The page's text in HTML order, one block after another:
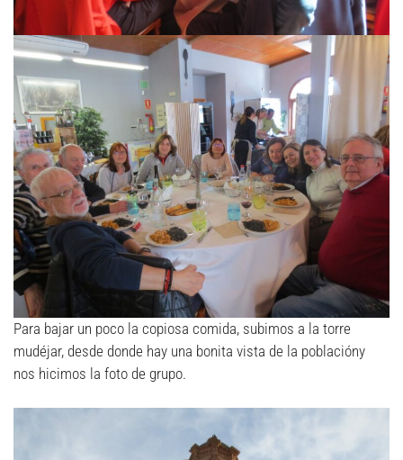
Para bajar un poco la copiosa comida, subimos a la torre
mudéjar, desde donde hay una bonita vista de la poblacióny
nos hicimos la foto de grupo.